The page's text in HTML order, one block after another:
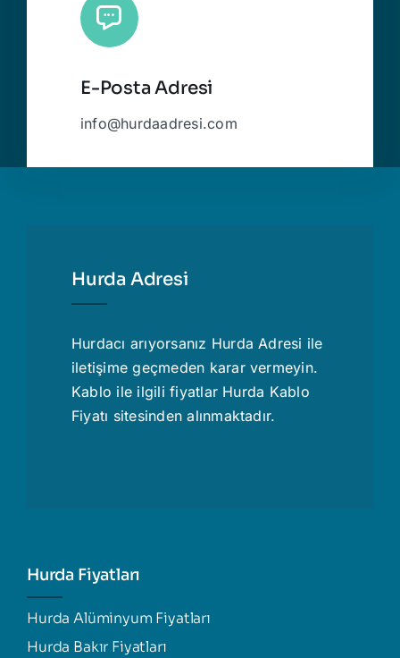
E-Posta Adresi
info@hurdaadresi.com
Hurda Adresi
Hurdacı arıyorsanız Hurda Adresi ile
iletişime geçmeden karar vermeyin.
Kablo ile ilgili fiyatlar Hurda Kablo
Fiyatı sitesinden alınmaktadır.
Hurda Fiyatları
Hurda Alüminyum Fiyatları
Hurda Bakır Fiyatları